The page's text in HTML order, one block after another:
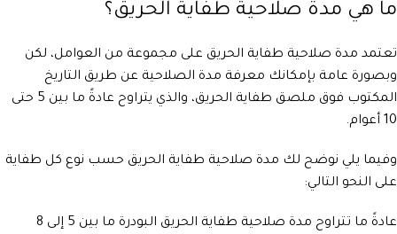
ما هي مدة صلاحية طفاية الحريق؟
تعتمد مدة صلاحية طفاية الحريق على مجموعة من العوامل، لكن
وبصورة عامة بإمكانك معرفة مدة الصلاحية عن طريق التاريخ
المكتوب فوق ملصق طفاية الحريق، والذي يتراوح عادةً ما بين 5 حتى
10 أعوام.
وفيما يلي نوضح لك مدة صلاحية طفاية الحريق حسب نوع كل طفاية
على النحو التالي:
عادةً ما تتراوح مدة صلاحية طفاية الحريق البودرة ما بين 5 إلى 8